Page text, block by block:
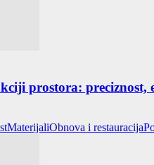
prostora: preciznost,
MaterijaliObnova i restauracija